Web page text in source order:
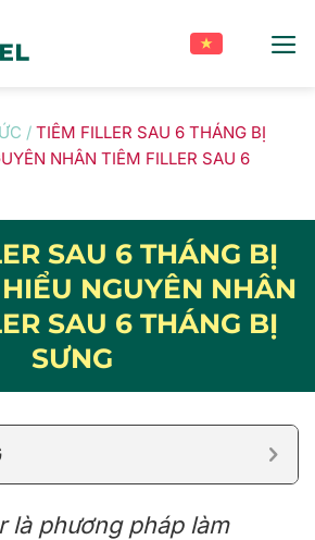
/ TIÊM FILLER SAU 6 THÁNG BỊ
NHÂN TIÊM FILLER SAU 6
SAU 6 THÁNG BỊ
NGUYÊN NHÂN
SAU 6 THÁNG BỊ
SƯNG
là phương pháp làm